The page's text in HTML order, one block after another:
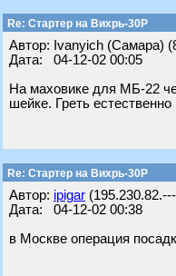
Re: Стартер на Вихрь-30Р
Автор: Ivanyich (Самара)
Дата: 04-12-02 00:05
На маховике для МБ-22
шейке. Греть
Re: Стартер на Вихрь-30Р
Автор: ipigar
Дата: 04-12-02 00:38
в Москве операция